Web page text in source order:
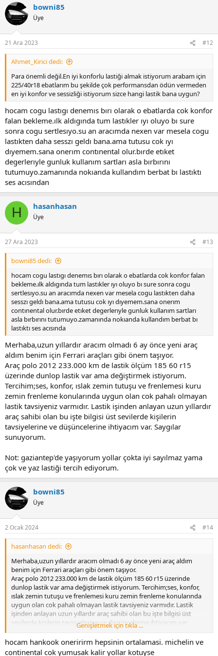
bowni85
Üye
21 Ara 2023 #12
Ahmet_Kirici dedi:
Para önemli değil.En iyi konforlu lastiği almak istiyorum arabam için
225/40r18 ebatlarım bu şekilde çok performansdan ödün vermeden
en iyi konfor ve sessizliği istiyorum sizce hangi lastik bana uygun?
hocam cogu lastıgı denemıs bırı olarak o ebatlarda cok konfor
falan bekleme.ılk aldıgında tum lastıkler ıyı oluyo bı sure
sonra cogu sertlesıyo.su an aracımda nexen var mesela cogu
lastıkten daha sesszı geldı bana.ama tutusu cok ıyı
dıyemem.sana onerım contınental olur.bırde etıket
degerlerıyle gunluk kullanım sartları asla bırbırını
tutumuyo.zamanında nokıanda kullandım berbat bı lastıktı
ses acısından
H hasanhasan
Üye
27 Ara 2023 #13
bowni85 dedi:
hocam cogu lastıgı denemıs bırı olarak o ebatlarda cok konfor falan
bekleme.ılk aldıgında tum lastıkler ıyı oluyo bı sure sonra cogu
sertlesıyo.su an aracımda nexen var mesela cogu lastıkten daha
sesszı geldı bana.ama tutusu cok ıyı dıyemem.sana onerım
contınental olur.bırde etıket degerlerıyle gunluk kullanım sartları
asla bırbırını tutumuyo.zamanında nokıanda kullandım berbat bı
lastıktı ses acısında
Merhaba,uzun yıllardır aracım olmadı 6 ay önce yeni araç
aldım benim için Ferrari araçları gibi önem taşıyor.
Araç polo 2012 233.000 km de lastik ölçüm 185 60 r15
üzerinde dunlop lastik var ama değiştirmek istiyorum.
Tercihim;ses, konfor, ıslak zemin tutuşu ve frenlemesi kuru
zemin frenleme konularında uygun olan cok pahalı olmayan
lastik tavsiyeniz varmıdır. Lastik işinden anlayan uzun yıllardır
araç sahibi olan bu işte bilgisi üst sevilerde kişilerin
tavsiyelerine ve düşüncelerine ihtiyacım var. Saygılar
sunuyorum.
Not: gaziantep'de yaşıyorum yollar çokta iyi sayılmaz yama
çok ve yaz lastiği tercih ediyorum.
bowni85
Üye
2 Ocak 2024 #14
hasanhasan dedi:
Merhaba,uzun yıllardır aracım olmadı 6 ay önce yeni araç aldım
benim için Ferrari araçları gibi önem taşıyor.
Araç polo 2012 233.000 km de lastik ölçüm 185 60 r15 üzerinde
dunlop lastik var ama değiştirmek istiyorum. Tercihim;ses, konfor,
ıslak zemin tutuşu ve frenlemesi kuru zemin frenleme konularında
uygun olan cok pahalı olmayan lastik tavsiyeniz varmıdır. Lastik
işinden anlayan uzun yıllardır araç sahibi olan bu işte bilgisi üst
sevilerde kişilerin tavsiyelerine ve düşüncelerine ihtiyacım var.
Saygılar sunuyorum.
Not: gaziantep'de yaşıyorum yollar çokta iyi sayılmaz yama çok ve
Genişletmek için tıkla ...
hocam hankook oneririrm hepsinin ortalamasi. michelin ve
continental cok yumusak kalir yollar kotuyse